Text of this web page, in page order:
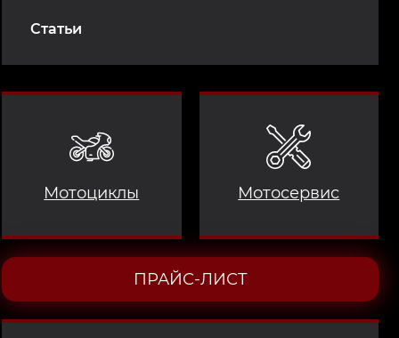
Статьи
Мотоциклы Мотосервис
ПРАЙС-ЛИСТ